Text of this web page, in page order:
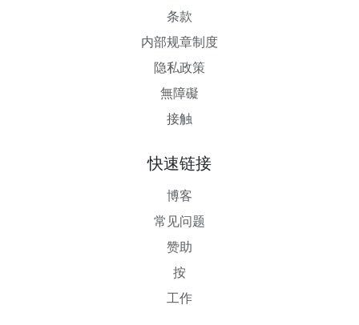
条款
内部规章制度
隐私政策
無障礙
接触
快速链接
博客
常见问题
赞助
按
工作